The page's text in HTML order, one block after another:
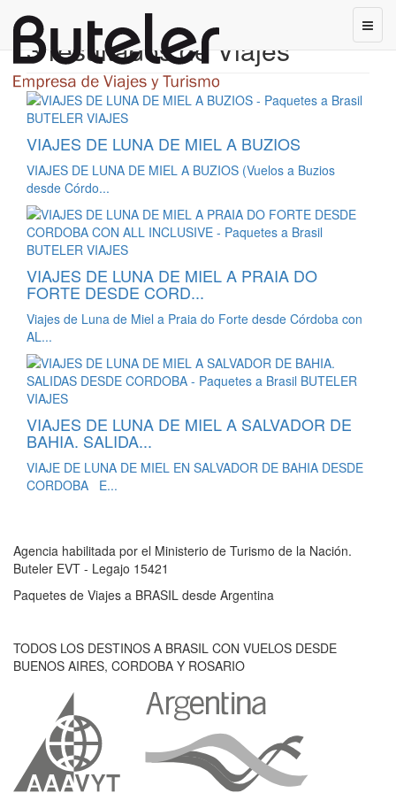
3 resultados de Viajes
VIAJES DE LUNA DE MIEL A BUZIOS
VIAJES DE LUNA DE MIEL A BUZIOS (Vuelos a Buzios
desde Córdo...
VIAJES DE LUNA DE MIEL A PRAIA DO
FORTE DESDE CORD...
Viajes de Luna de Miel a Praia do Forte desde Córdoba con
AL...
VIAJES DE LUNA DE MIEL A SALVADOR DE
BAHIA. SALIDA...
VIAJE DE LUNA DE MIEL EN SALVADOR DE BAHIA DESDE
CORDOBA E...
Agencia habilitada por el Ministerio de Turismo de la Nación.
Buteler EVT - Legajo 15421
Paquetes de Viajes a BRASIL desde Argentina
TODOS LOS DESTINOS A BRASIL CON VUELOS DESDE
BUENOS AIRES, CORDOBA Y ROSARIO